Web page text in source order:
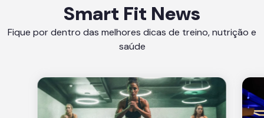
Smart Fit News
Fique por dentro das melhores dicas de treino, nutrição e
saúde